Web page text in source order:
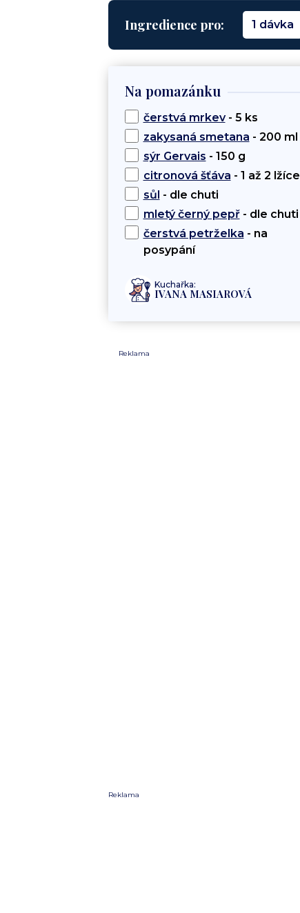
Ingredience pro: 1 dávka
Na pomazánku
čerstvá mrkev- 5 ks
zakysaná smetana - 200 ml
sýr Gervais - 150 g
citronová šťáva - 1 až 2 lžíce
sůl - dle chuti
mletý černý pepř- dle chuti
čerstvá petrželka - na
posypání
Kuchařka:
IVANA MASIAROVÁ
Reklama
Reklama